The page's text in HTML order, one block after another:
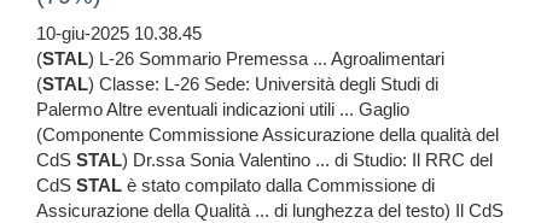
10-giu-2025 10.38.45
(STAL) L-26 Sommario Premessa ... Agroalimentari
(STAL) Classe: L-26 Sede: Università degli Studi di
Palermo Altre eventuali indicazioni utili ... Gaglio
(Componente Commissione Assicurazione della qualità del
CdS STAL) Dr.ssa Sonia Valentino ... di Studio: Il RRC del
CdS STAL è stato compilato dalla Commissione di
Assicurazione della Qualità ... di lunghezza del testo) Il CdS